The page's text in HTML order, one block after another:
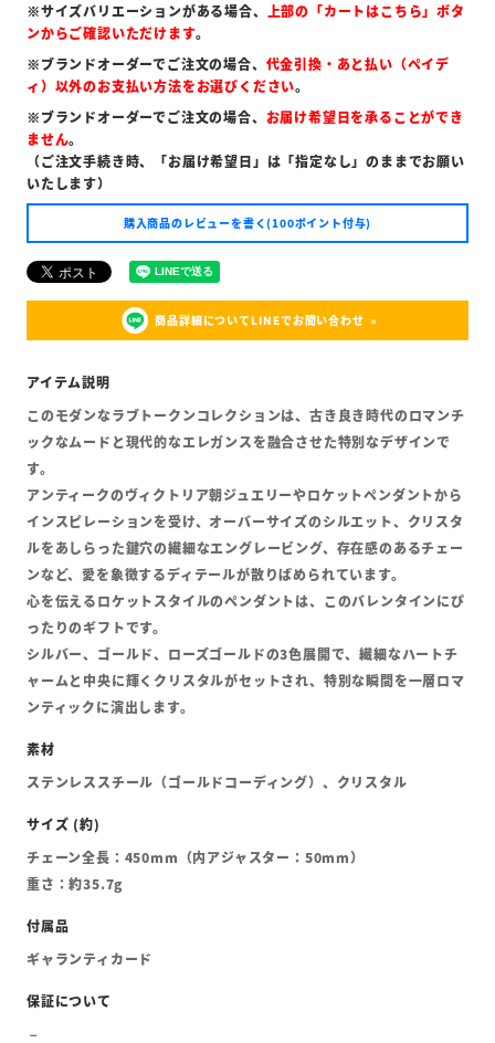
※サイズバリエーションがある場合、 上部の「カートはこちら」ボタ
ンからご確認いただけます。
※ブランドオーダーでご注文の場合、 代金引換・あと払い（ペイデ
ィ）以外のお支払い方法をお選びください。
※ブランドオーダーでご注文の場合、 お届け希望日を承ることができ
ません。
（ご注文手続き時、「お届け希望日」は「指定なし」のままでお願い
いたします）
購入商品のレビューを書く(100ポイント付与)
商品詳細についてLINEでお問い合わせ
このモダンなラブトークンコレクションは、古き良き時代のロマンチ
ックなムードと現代的なエレガンスを融合させた特別なデザインで
す。
アンティークのヴィクトリア朝ジュエリーやロケットペンダントから
インスピレーションを受け、オーバーサイズのシルエット、クリスタ
ルをあしらった鍵穴の繊細なエングレービング、存在感のあるチェー
ンなど、愛を象徴するディテールが散りばめられています。
心を伝えるロケットスタイルのペンダントは、このバレンタインにぴ
ったりのギフトです。
シルバー、ゴールド、ローズゴールドの3色展開で、繊細なハートチ
ャームと中央に輝くクリスタルがセットされ、特別な瞬間を一層ロマ
ンティックに演出します。
ステンレススチール（ゴールドコーディング）、クリスタル
チェーン全長：450mm（内アジャスター：50mm）
重さ：約35.7g
ギャランティカード